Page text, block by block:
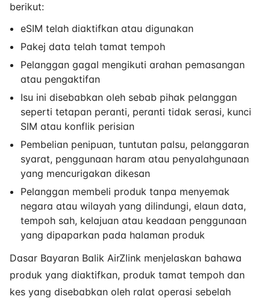
berikut:
eSIM telah diaktifkan atau digunakan
Pakej data telah tamat tempoh
Pelanggan gagal mengikuti arahan pemasangan
atau pengaktifan
Isu ini disebabkan oleh sebab pihak pelanggan
seperti tetapan peranti, peranti tidak serasi, kunci
SIM atau konflik perisian
Pembelian penipuan, tuntutan palsu, pelanggaran
syarat, penggunaan haram atau penyalahgunaan
yang mencurigakan dikesan
Pelanggan membeli produk tanpa menyemak
negara atau wilayah yang dilindungi, elaun data,
tempoh sah, kelajuan atau keadaan penggunaan
yang dipaparkan pada halaman produk
Dasar Bayaran Balik AirZlink menjelaskan bahawa
produk yang diaktifkan, produk tamat tempoh dan
kes yang disebabkan oleh ralat operasi sebelah